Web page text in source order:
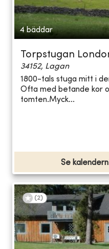
4 bäddar
Torpstugan
34152, Lagan
1800-tals stuga mitt i
Ofta med betande kor
tomten.Myck...
Se
(2)